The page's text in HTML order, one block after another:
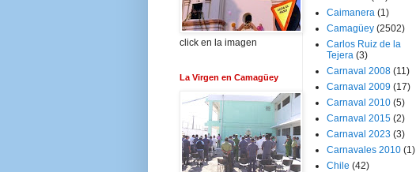
click en la imagen
La Virgen en Camagüey
Caimanera (1)
Camagüey (2502)
Carlos Ruiz de la
Tejera (3)
Carnaval 2008 (11)
Carnaval 2009 (17)
Carnaval 2010 (5)
Carnaval 2015 (2)
Carnaval 2023 (3)
Carnavales 2010 (1)
Chile (42)